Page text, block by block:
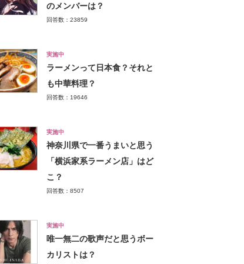
のメンバーは？
回答数：23859
実施中
ラーメンって日本食？それと
も中華料理？
回答数：19646
実施中
神奈川県で一番うまいと思う
「横浜家系ラーメン店」はど
こ？
回答数：8507
実施中
唯一無二の歌声だと思うボー
カリストは？